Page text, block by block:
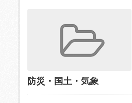
防災・国土・気象